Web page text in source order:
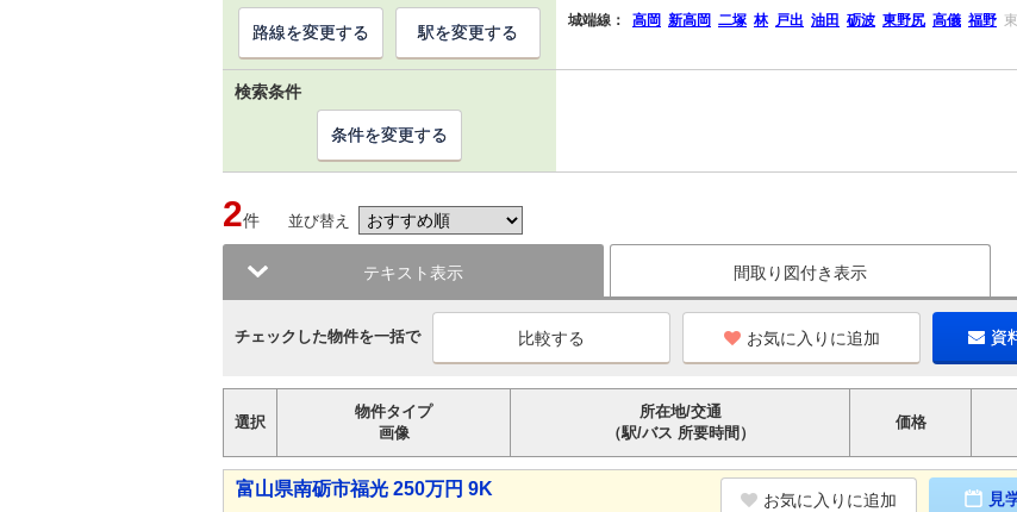
城端線： 高岡 新高岡 二塚 林 戸出 油田 砺波 東野尻 高儀 福野
路線を変更する 駅を変更する
検索条件
条件を変更する
2件 並び替え
テキスト表示 間取り図付き表示
チェックした物件を一括で お気に入りに追加 資
選択
物件タイプ
画像
所在地/交通
（駅/バス 所要時間）
価格
富山県南砺市福光 250万円 9K
お気に入りに追加 見